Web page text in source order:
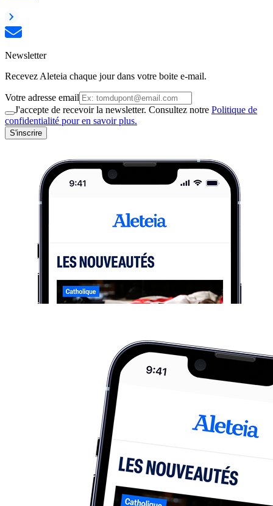
Newsletter
Recevez Aleteia chaque jour dans votre boite e-mail.
Votre adresse email
J'accepte de recevoir la newsletter. Consultez notre Politique de
confidentialité pour en savoir plus.
S'inscrire